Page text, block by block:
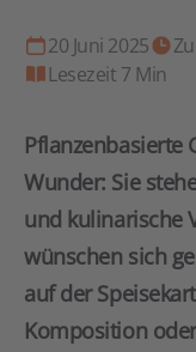
20 Juni 2025
Lesezeit 7 Min
Pflanzenbasierte
Wunder: Sie
und kulinarische
wünschen sich
auf der
Komposition